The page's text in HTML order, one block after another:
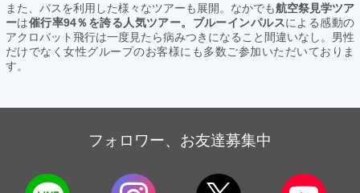
また、バスを利用した様々なツアーも展開。なかでも航空祭見学ツア
ーは催行率94％を誇る人気ツアー。ブルーインパルスによる感動の
アクロバット飛行は一度見たら病みつきになること間違いなし。男性
だけでなく女性グループのお客様にも多数ご参加いただいておりま
す。
フォロワー、お友達募集中